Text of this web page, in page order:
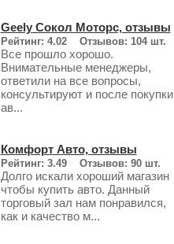
Geely Сокол Моторс, отзывы
Рейтинг: 4.02 Отзывов: 104 шт.
Все прошло хорошо.
Внимательные менеджеры,
ответили на все вопросы,
консультируют и после покупки
ав...
Комфорт Авто, отзывы
Рейтинг: 3.49 Отзывов: 90 шт.
Долго искали хороший магазин
чтобы купить авто. Данный
торговый зал нам понравился,
как и качество м...